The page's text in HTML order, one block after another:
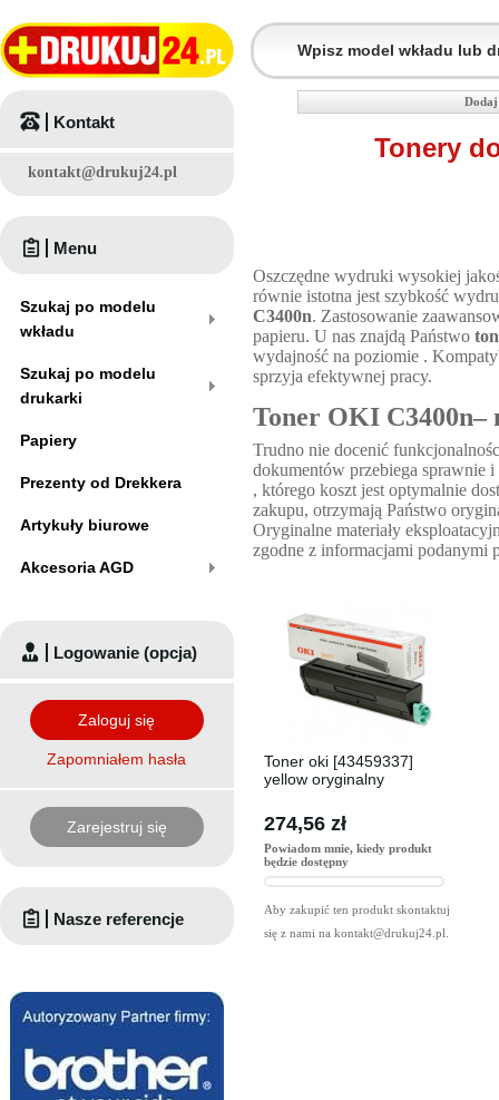
Tonery
Oszczędne wydruki wysokiej
równie istotna jest szybkość
C3400n. Zastosowanie
papieru. U nas znajdą Państwo
wydajność na poziomie .
sprzyja efektywnej pracy.
Toner OKI C3400n–
Trudno nie docenić
dokumentów przebiega
, którego koszt jest optymalnie
zakupu, otrzymają Państwo
Oryginalne materiały
zgodne z informacjami podanymi
Toner oki [43459337]
yellow oryginalny
274,56 zł
Powiadom mnie, kiedy produkt
będzie dostępny
Aby zakupić ten produkt skontaktuj
się z nami na kontakt@drukuj24.pl
Kontakt
kontakt@drukuj24.pl
Menu
Szukaj po modelu
wkładu
Szukaj po modelu
drukarki
Papiery
Prezenty od Drekkera
Artykuły biurowe
Akcesoria AGD
Logowanie (opcja)
Zaloguj się
Zapomniałem hasła
Zarejestruj się
Nasze referencje